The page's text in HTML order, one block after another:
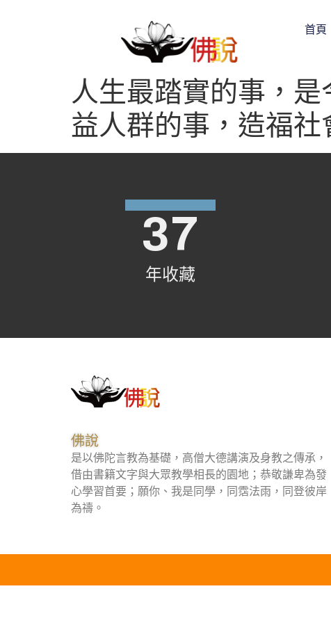
首頁
人生最踏實的事，
益人群的事，造福社
年收藏
37
佛說
是以佛陀言教為基礎，高僧大德講演及身教之傳承，
借由書籍文字與大眾教學相長的園地；恭敬謙卑為發
心學習首要；願你、我是同學，同霑法雨，同登彼岸
為禱。